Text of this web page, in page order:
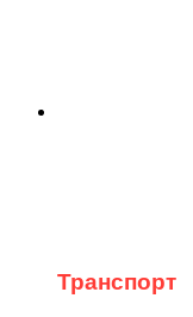
Транспорт